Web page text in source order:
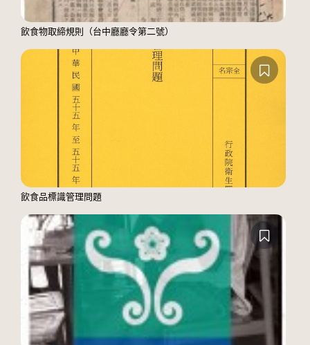
飲食物取締規則（台中廳廳令第二號）
飲食品標識管理問題